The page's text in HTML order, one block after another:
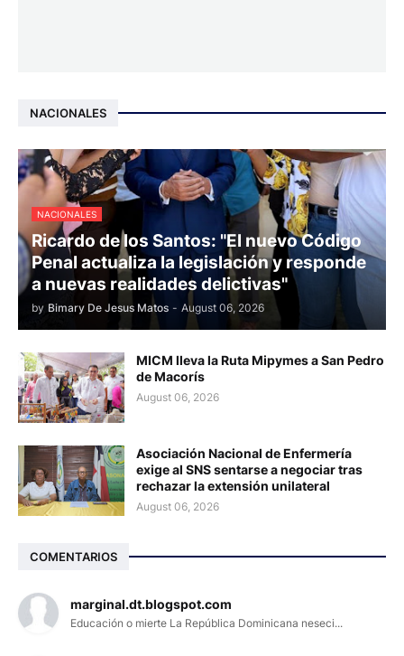
NACIONALES
NACIONALES
Ricardo de los Santos: "El nuevo Código
Penal actualiza la legislación y responde
a nuevas realidades delictivas"
by Bimary De Jesus Matos - August 06, 2026
MICM lleva la Ruta Mipymes a San Pedro
de Macorís
August 06, 2026
Asociación Nacional de Enfermería
exige al SNS sentarse a negociar tras
rechazar la extensión unilateral
August 06, 2026
COMENTARIOS
marginal.dt.blogspot.com
Educación o mierte La República Dominicana neseci...